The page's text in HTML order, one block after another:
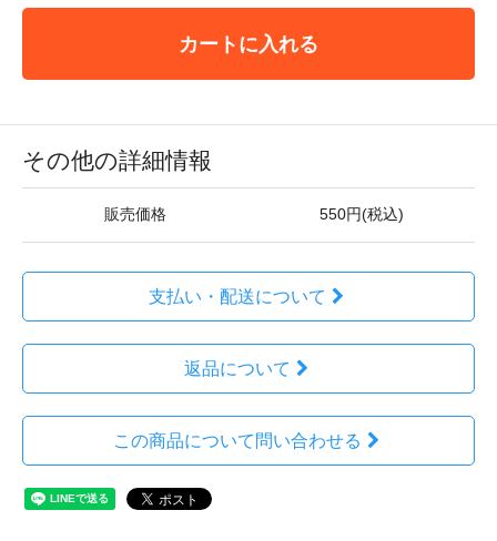
カートに入れる
その他の詳細情報
販売価格 550円(税込)
支払い・配送について
返品について
この商品について問い合わせる